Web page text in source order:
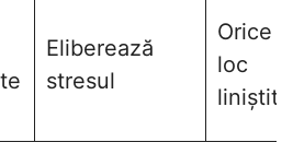
Eliberează
stresul
Orice
loc
liniștit